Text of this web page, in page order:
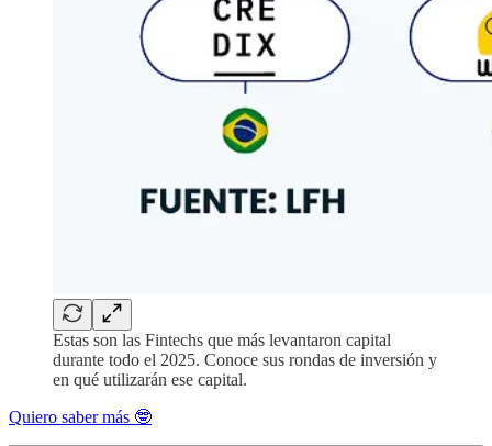
Estas son las Fintechs que más levantaron capital
durante todo el 2025. Conoce sus rondas de inversión y
en qué utilizarán ese capital.
Quiero saber más 🤓